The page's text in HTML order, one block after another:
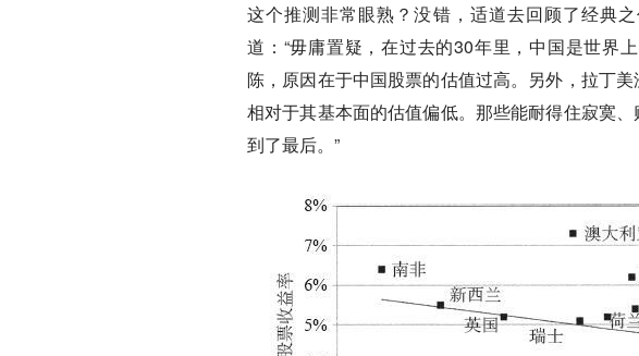
这个推测非常眼熟？没错，适道去回顾了经典
道：“毋庸置疑，在过去的30年里，中国是世界
陈， 原因在于中国股票的估值过高。 另外，拉丁
相对于其基本面的估值偏低。 那些能耐得住寂寞
到了最后。 ”